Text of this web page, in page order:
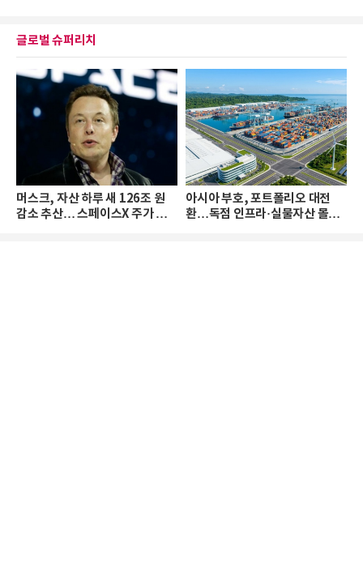
글로벌 슈퍼리치
머스크, 자산 하루 새 126조 원
감소 추산… 스페이스X 주가 하
아시아 부호, 포트폴리오 대전
환…독점 인프라·실물자산 몰린